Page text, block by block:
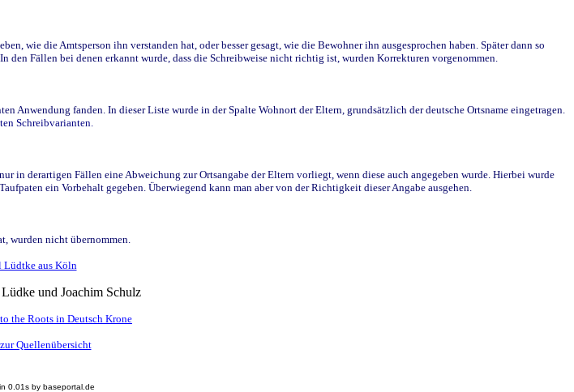
wie die Amtsperson ihn verstanden hat, oder besser gesagt, wie die Bewohner ihn ausgesprochen haben. Später dann so
Fällen bei denen erkannt wurde, dass die Schreibweise nicht richtig ist, wurden Korrekturen vorgenommen.
Anwendung fanden. In dieser Liste wurde in der Spalte Wohnort der Eltern, grundsätzlich der deutsche Ortsname eingetragen.
Schreibvarianten.
in derartigen Fällen eine Abweichung zur Ortsangabe der Eltern vorliegt, wenn diese auch angegeben wurde. Hierbei wurde
ein Vorbehalt gegeben. Überwiegend kann man aber von der Richtigkeit dieser Angabe ausgehen.
wurden nicht übernommen.
Lüdtke aus Köln
und Joachim Schulz
the Roots in Deutsch Krone
Quellenübersicht
0.01s by baseportal.de